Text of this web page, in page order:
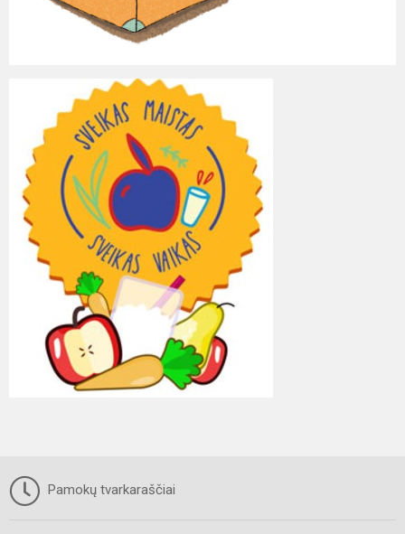
Pamokų tvarkaraščiai